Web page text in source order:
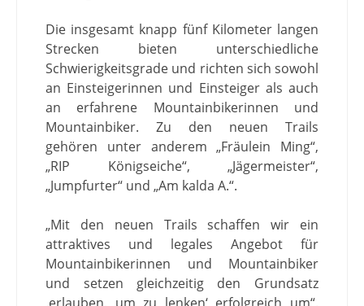
Die insgesamt knapp fünf Kilometer langen
Strecken bieten unterschiedliche
Schwierigkeitsgrade und richten sich sowohl
an Einsteigerinnen und Einsteiger als auch
an erfahrene Mountainbikerinnen und
Mountainbiker. Zu den neuen Trails
gehören unter anderem „Fräulein Ming“,
„RIP Königseiche“, „Jägermeister“,
„Jumpfurter“ und „Am kalda A.“.
„Mit den neuen Trails schaffen wir ein
attraktives und legales Angebot für
Mountainbikerinnen und Mountainbiker
und setzen gleichzeitig den Grundsatz